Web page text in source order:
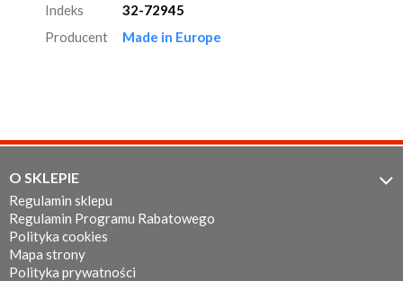
Indeks
32-72945
Producent
Made in Europe
O SKLEPIE 
Regulamin sklepu
Regulamin Programu Rabatowego
Polityka cookies
Mapa strony
Polityka prywatności